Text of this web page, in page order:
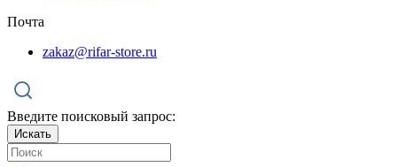
Почта
zakaz@rifar-store.ru
Введите поисковый запрос:
Искать